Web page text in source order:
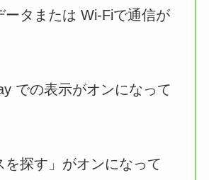
ータまたは Wi-Fiで通信が
での表示がオンになって
を探す」がオンになって